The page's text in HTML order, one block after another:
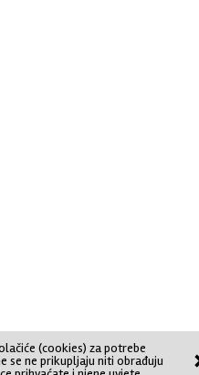
(cookies) za potrebe
se ne prikupljaju niti obrađuju